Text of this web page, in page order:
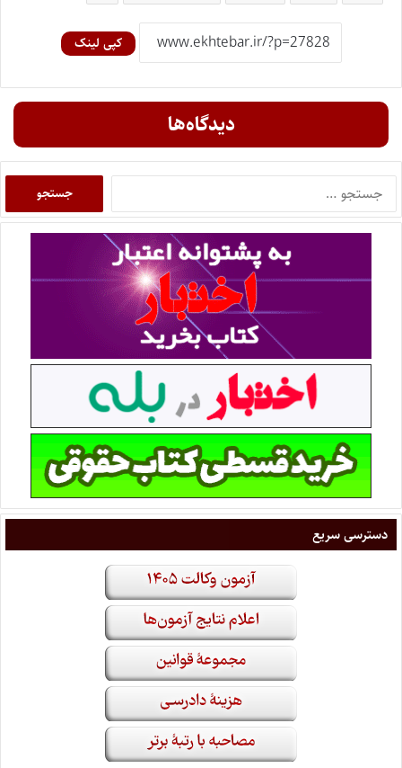
کپی لینک
دیدگاه‌ها
دسترسی سریع